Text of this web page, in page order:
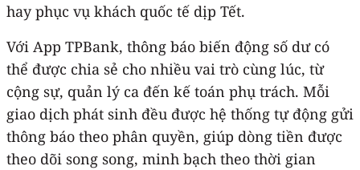
hay phục vụ khách quốc tế dịp Tết.
Với App TPBank, thông báo biến động số dư có
thể được chia sẻ cho nhiều vai trò cùng lúc, từ
cộng sự, quản lý ca đến kế toán phụ trách. Mỗi
giao dịch phát sinh đều được hệ thống tự động gửi
thông báo theo phân quyền, giúp dòng tiền được
theo dõi song song, minh bạch theo thời gian